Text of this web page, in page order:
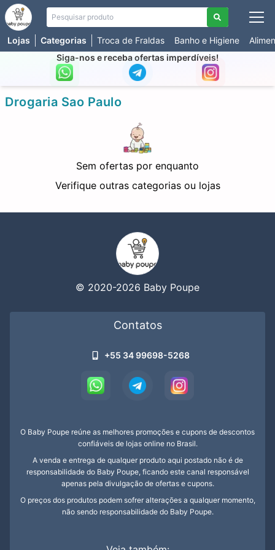
Lojas Categorias Troca de Fraldas Banho e Higiene
Todas Lojas
Dafiti
Todas Categorias
Alimentação
Atividades
Chupetas e Mordedores
Passeio
Troca de Fraldas
Siga-nos e receba ofertas imperdíveis!
Drogaria Sao Paulo
Sem ofertas por enquanto
Verifique outras categorias ou lojas
© 2020-2026 Baby Poupe
Contatos
+55 34 99698-5268
O Baby Poupe reúne as melhores promoções e cupons de descontos
confiáveis de lojas online no Brasil.
A venda e entrega de qualquer produto aqui postado não é de
responsabilidade do Baby Poupe, ficando este canal responsável
apenas pela divulgação de ofertas e cupons.
O preços dos produtos podem sofrer alterações a qualquer momento,
não sendo responsabilidade do Baby Poupe.